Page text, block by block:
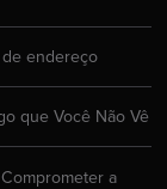
de endereço
que Você Não Vê
a